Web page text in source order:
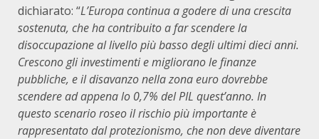
dichiarato: “L’Europa continua a godere di una crescita
sostenuta, che ha contribuito a far scendere la
disoccupazione al livello più basso degli ultimi dieci anni.
Crescono gli investimenti e migliorano le finanze
pubbliche, e il disavanzo nella zona euro dovrebbe
scendere ad appena lo 0,7% del PIL quest’anno. In
questo scenario roseo il rischio più importante è
rappresentato dal protezionismo, che non deve diventare